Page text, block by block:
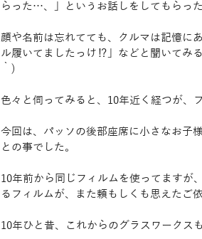
らった…、」というお話しをしてもらっ
顔や名前は忘れてても、クルマは記憶に
ル履いてましたっけ⁉︎」などと聞いてみ
｀)
色々と伺ってみると、10年近く経つが、
今回は、パッソの後部座席に小さなお子
との事でした。
10年前から同じフィルムを使ってますが
るフィルムが、また頼もしくも思えたご
10年ひと昔、これからのグラスワークス